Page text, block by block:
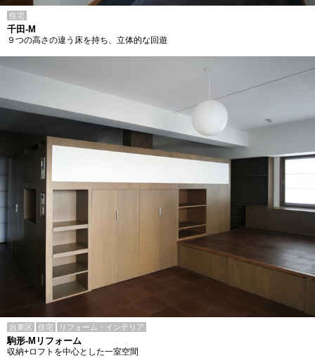
住宅
千田-M
９つの高さの違う床を持ち、立体的な回遊
台東区 住宅 リフォーム・インテリア
駒形-Mリフォーム
収納+ロフトを中心とした一室空間